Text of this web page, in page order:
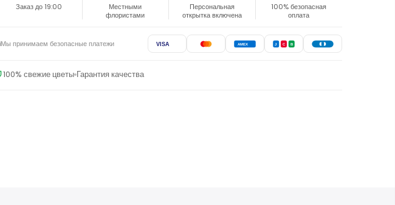
Заказ до 19:00
Местными
флористами
Персональная
открытка включена
100% безопасная
оплата
Мы принимаем безопасные платежи VISA AMEX J C B
100% свежие цветы Гарантия качества